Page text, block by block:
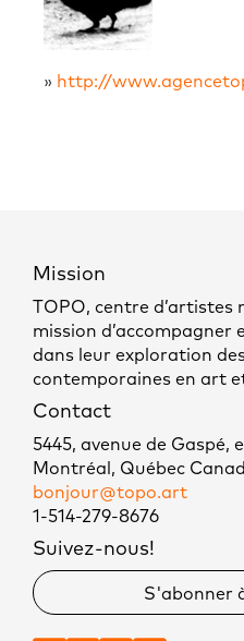
» http://
Mission
TOPO, centre d’artistes
mission d’accompagner
dans leur exploration
contemporaines en art
Contact
5445, avenue de Gaspé,
Montréal, Québec
bonjour@topo.art
1-514-279-8676
Suivez-nous!
S'abonner